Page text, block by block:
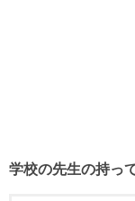
学校の先生の持っ